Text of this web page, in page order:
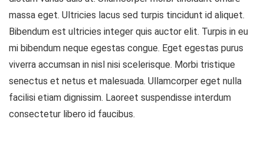
massa eget. Ultricies lacus sed turpis tincidunt id aliquet.
Bibendum est ultricies integer quis auctor elit. Turpis in eu
mi bibendum neque egestas congue. Eget egestas purus
viverra accumsan in nisl nisi scelerisque. Morbi tristique
senectus et netus et malesuada. Ullamcorper eget nulla
facilisi etiam dignissim. Laoreet suspendisse interdum
consectetur libero id faucibus.